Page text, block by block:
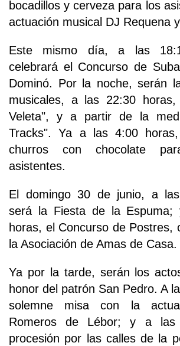
bocadillos y cerveza para los
actuación musical DJ Requena
Este mismo día, a las
celebrará el Concurso de
Dominó. Por la noche, serán
musicales, a las 22:30
Veleta", y a partir de la
Tracks". Ya a las 4:00
churros con chocolate
asistentes.
El domingo 30 de junio, a
será la Fiesta de la
horas, el Concurso de Postres,
la Asociación de Amas de Casa.
Ya por la tarde, serán los
honor del patrón San Pedro. A
solemne misa con la
Romeros de Lébor; y a las
procesión por las calles de la